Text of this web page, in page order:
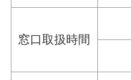
窓口取扱時間